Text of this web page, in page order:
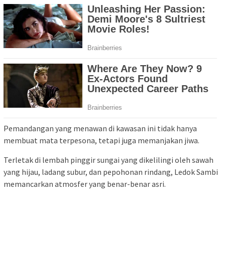
Pemandangan yang menawan di kawasan ini tidak hanya
membuat mata terpesona, tetapi juga memanjakan jiwa.
Terletak di lembah pinggir sungai yang dikelilingi oleh sawah
yang hijau, ladang subur, dan pepohonan rindang, Ledok Sambi
memancarkan atmosfer yang benar-benar asri.